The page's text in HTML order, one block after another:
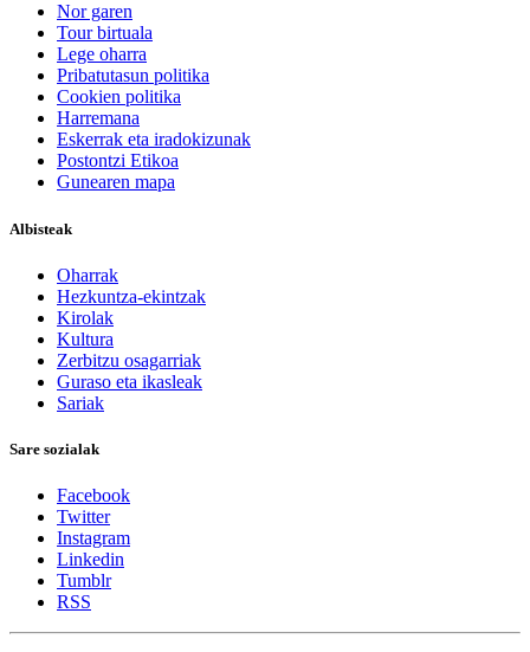
Nor garen
Tour birtuala
Lege oharra
Pribatutasun politika
Cookien politika
Harremana
Eskerrak eta iradokizunak
Postontzi Etikoa
Gunearen mapa
Albisteak
Oharrak
Hezkuntza-ekintzak
Kirolak
Kultura
Zerbitzu osagarriak
Guraso eta ikasleak
Sariak
Sare sozialak
Facebook
Twitter
Instagram
Linkedin
Tumblr
RSS